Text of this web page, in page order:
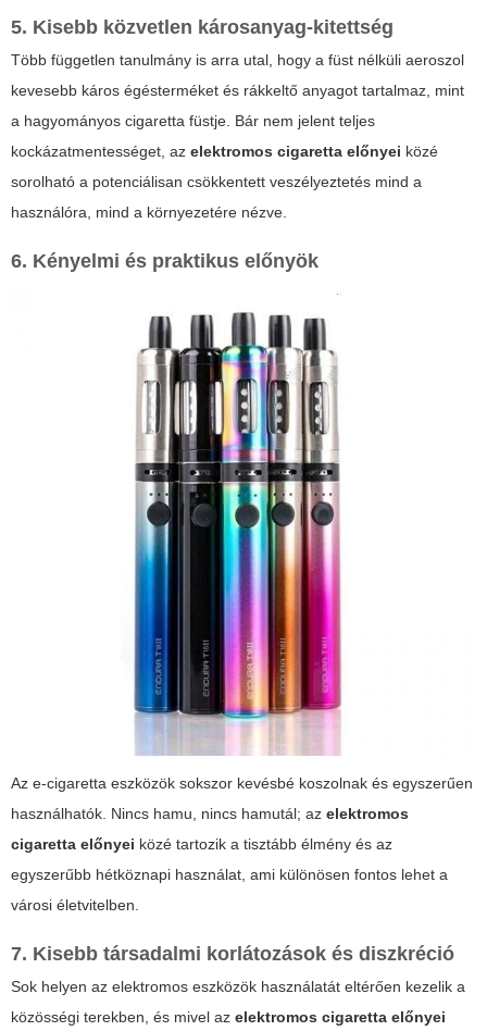
5. Kisebb közvetlen károsanyag-kitettség
Több független tanulmány is arra utal, hogy a füst nélküli aeroszol
kevesebb káros égésterméket és rákkeltő anyagot tartalmaz, mint
a hagyományos cigaretta füstje. Bár nem jelent teljes
kockázatmentességet, az elektromos cigaretta előnyei közé
sorolható a potenciálisan csökkentett veszélyeztetés mind a
használóra, mind a környezetére nézve.
6. Kényelmi és praktikus előnyök
Az e-cigaretta eszközök sokszor kevésbé koszolnak és egyszerűen
használhatók. Nincs hamu, nincs hamutál; az elektromos
cigaretta előnyei közé tartozik a tisztább élmény és az
egyszerűbb hétköznapi használat, ami különösen fontos lehet a
városi életvitelben.
7. Kisebb társadalmi korlátozások és diszkréció
Sok helyen az elektromos eszközök használatát eltérően kezelik a
közösségi terekben, és mivel az elektromos cigaretta előnyei